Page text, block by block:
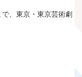
、東京・東京芸術劇